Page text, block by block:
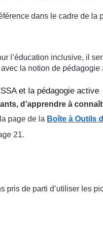
dans le cadre de la
l’éducation inclusive, il
la notion de
et la pédagogie active
d’apprendre à
page de la Boîte à Outils
21.
pris de parti d’utiliser les